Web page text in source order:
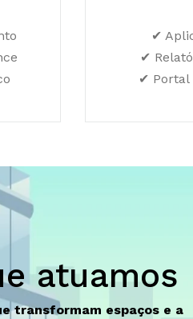
✔
✔
✔ Portal
atuamos
transformam espaços e a